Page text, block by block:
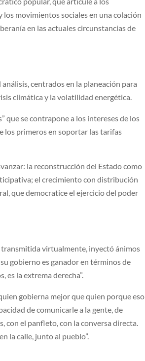
movimientos sociales en una colación
en las actuales circunstancias de
centrados en la planeación para
climática y la volatilidad energética.
que se contrapone a los intereses de los
los primeros en soportar las tarifas
la reconstrucción del Estado como
el crecimiento con distribución
que democratice el ejercicio del poder
virtualmente, inyectó ánimos
gobierno es ganador en términos de
es la extrema derecha”.
gobierna mejor que quien porque eso
de comunicarle a la gente, de
con el panfleto, con la conversa directa.
la calle, junto al pueblo”.